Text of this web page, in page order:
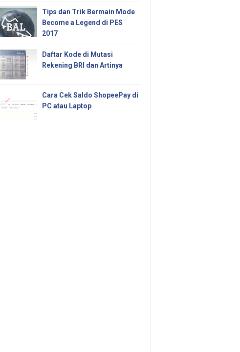
Tips dan Trik Bermain Mode
Become a Legend di PES
2017
Daftar Kode di Mutasi
Rekening BRI dan Artinya
Cara Cek Saldo ShopeePay di
PC atau Laptop